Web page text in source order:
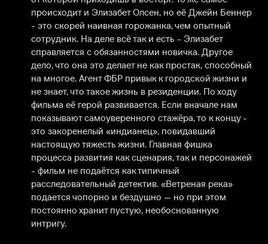
происходит и Элизабет Олсен, но её Джейн Беннер
- это скорей наивная горожанка, чем опытный
сотрудник. На деле всё так и есть - Элизабет
справляется с обязанностями новичка. Другое
дело, что она это делает не как простак, способный
на многое. Агент ФБР привык к городской жизни и
не знает, что такое жизнь в резиденции. По ходу
фильма её герой развивается. Если вначале нам
показывают самоуверенного стажёра, то к концу -
это закоренелый «индианец», повидавший
настоящую тяжесть жизни. Главная фишка
процесса развития как сценария, так и персонажей
- фильм не подаётся как типичный
расследовательный детектив. «Ветреная река»
подается чопорно и бездушно — но при этом
постоянно хранит пустую, необоснованную
интригу.